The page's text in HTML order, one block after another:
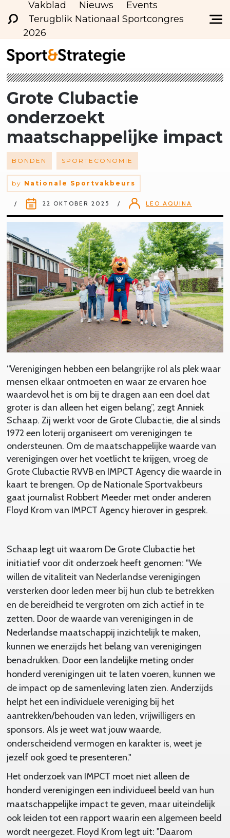
Vakblad Nieuws
Events
Terugblik Nationaal Sportcongres
2026
Grote Clubactie
onderzoekt
maatschappelijke impact
BONDEN SPORTECONOMIE
by Nationale Sportvakbeurs
22 OKTOBER 2025 LEO AQUINA
“Verenigingen hebben een belangrijke rol als plek waar
mensen elkaar ontmoeten en waar ze ervaren hoe
waardevol het is om bij te dragen aan een doel dat
groter is dan alleen het eigen belang”, zegt Anniek
Schaap. Zij werkt voor de Grote Clubactie, die al sinds
1972 een loterij organiseert om verenigingen te
ondersteunen. Om de maatschappelijke waarde van
verenigingen over het voetlicht te krijgen, vroeg de
Grote Clubactie RVVB en IMPCT Agency die waarde in
kaart te brengen. Op de Nationale Sportvakbeurs
gaat journalist Robbert Meeder met onder anderen
Floyd Krom van IMPCT Agency hierover in gesprek.
Schaap legt uit waarom De Grote Clubactie het
initiatief voor dit onderzoek heeft genomen: "We
willen de vitaliteit van Nederlandse verenigingen
versterken door leden meer bij hun club te betrekken
en de bereidheid te vergroten om zich actief in te
zetten. Door de waarde van verenigingen in de
Nederlandse maatschappij inzichtelijk te maken,
kunnen we enerzijds het belang van verenigingen
benadrukken. Door een landelijke meting onder
honderd verenigingen uit te laten voeren, kunnen we
de impact op de samenleving laten zien. Anderzijds
helpt het een individuele vereniging bij het
aantrekken/behouden van leden, vrijwilligers en
sponsors. Als je weet wat jouw waarde,
onderscheidend vermogen en karakter is, weet je
jezelf ook goed te presenteren."
Het onderzoek van IMPCT moet niet alleen de
honderd verenigingen een individueel beeld van hun
maatschappelijke impact te geven, maar uiteindelijk
ook leiden tot een rapport waarin een algemeen beeld
wordt neergezet. Floyd Krom legt uit: "Daarom